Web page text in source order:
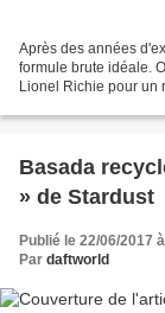
Après des années
formule brute idéale.
Lionel Richie pour un
Basada
» de Stardust
Publié le 22/06/2017
Par daftworld